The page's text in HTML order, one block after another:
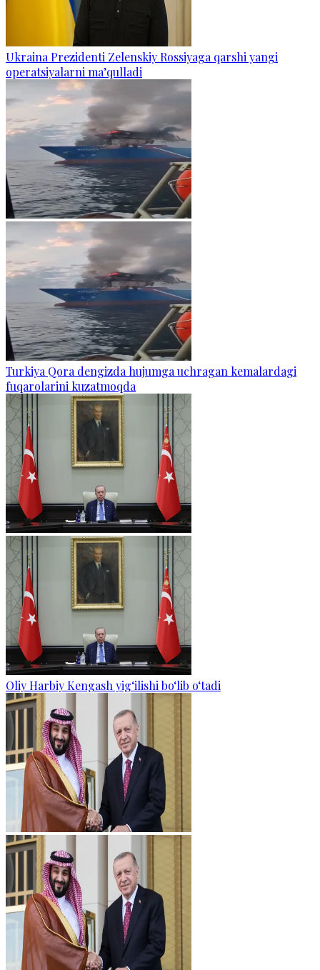
Ukraina Prezidenti Zelenskiy Rossiyaga qarshi yangi
operatsiyalarni ma’qulladi
Turkiya Qora dengizda hujumga uchragan kemalardagi
fuqarolarini kuzatmoqda
Oliy Harbiy Kengash yig‘ilishi bo‘lib o‘tadi